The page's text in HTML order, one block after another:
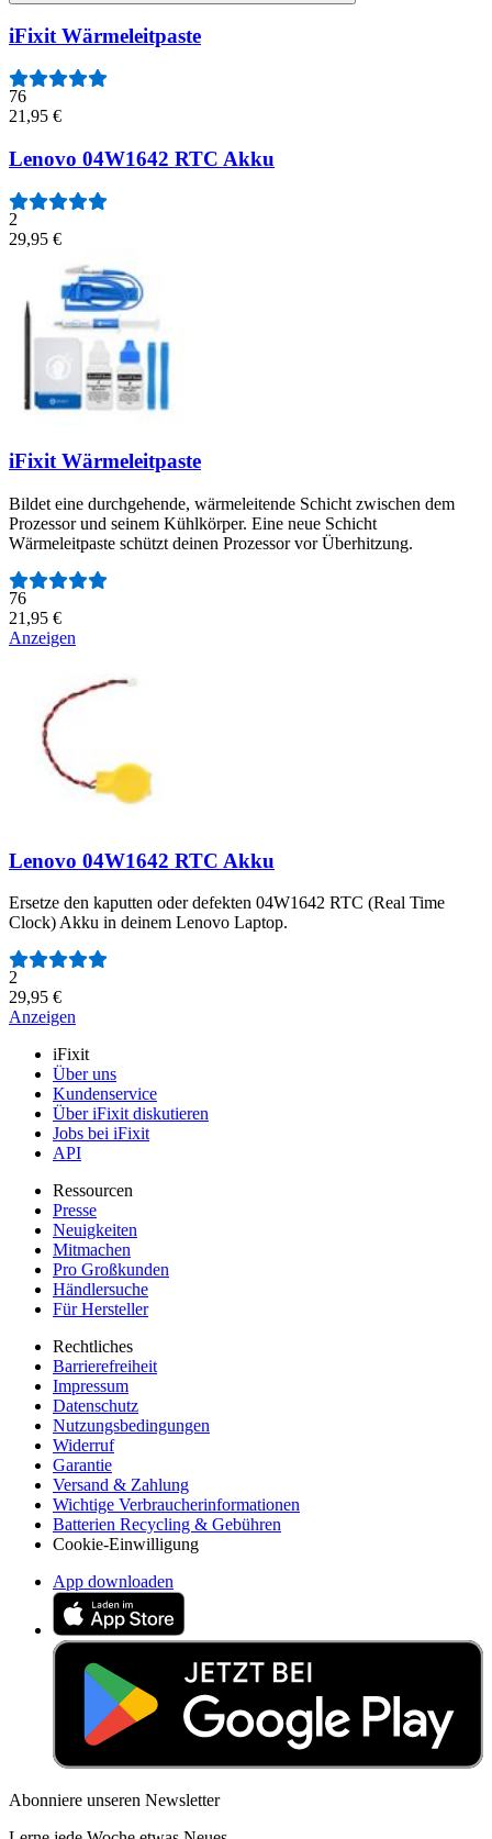
iFixit Wärmeleitpaste
76
21,95 €
Lenovo 04W1642 RTC Akku
2
29,95 €
iFixit Wärmeleitpaste
Bildet eine durchgehende, wärmeleitende Schicht zwischen dem
Prozessor und seinem Kühlkörper. Eine neue Schicht
Wärmeleitpaste schützt deinen Prozessor vor Überhitzung.
Anzahl der Bewertungen:
76
21,95 €
Anzeigen
Lenovo 04W1642 RTC Akku
Ersetze den kaputten oder defekten 04W1642 RTC (Real Time
Clock) Akku in deinem Lenovo Laptop.
Anzahl der Bewertungen:
2
29,95 €
Anzeigen
iFixit
Über uns
Kundenservice
Über iFixit diskutieren
Jobs bei iFixit
API
Ressourcen
Presse
Neuigkeiten
Mitmachen
Pro Großkunden
Händlersuche
Für Hersteller
Rechtliches
Barrierefreiheit
Impressum
Datenschutz
Nutzungsbedingungen
Widerruf
Garantie
Versand & Zahlung
Wichtige Verbraucherinformationen
Batterien Recycling & Gebühren
Cookie-Einwilligung
App downloaden
Abonniere unseren Newsletter